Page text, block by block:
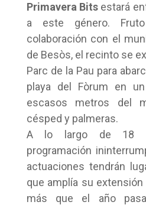
Primavera Bits estará
a este género.
colaboración con el
de Besòs, el recinto se
Parc de la Pau para
playa del Fòrum en
escasos metros del
césped y palmeras.
A lo largo de 18
programación
actuaciones tendrán
que amplía su
más que el año